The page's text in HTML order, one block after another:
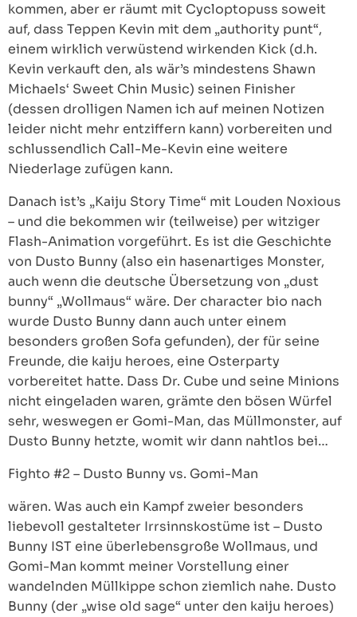
kommen, aber er räumt mit Cycloptopuss soweit
auf, dass Teppen Kevin mit dem „authority punt“,
einem wirklich verwüstend wirkenden Kick (d.h.
Kevin verkauft den, als wär’s mindestens Shawn
Michaels‘ Sweet Chin Music) seinen Finisher
(dessen drolligen Namen ich auf meinen Notizen
leider nicht mehr entziffern kann) vorbereiten und
schlussendlich Call-Me-Kevin eine weitere
Niederlage zufügen kann.
Danach ist’s „Kaiju Story Time“ mit Louden Noxious
– und die bekommen wir (teilweise) per witziger
Flash-Animation vorgeführt. Es ist die Geschichte
von Dusto Bunny (also ein hasenartiges Monster,
auch wenn die deutsche Übersetzung von „dust
bunny“ „Wollmaus“ wäre. Der character bio nach
wurde Dusto Bunny dann auch unter einem
besonders großen Sofa gefunden), der für seine
Freunde, die kaiju heroes, eine Osterparty
vorbereitet hatte. Dass Dr. Cube und seine Minions
nicht eingeladen waren, grämte den bösen Würfel
sehr, weswegen er Gomi-Man, das Müllmonster, auf
Dusto Bunny hetzte, womit wir dann nahtlos bei…
Fighto #2 – Dusto Bunny vs. Gomi-Man
wären. Was auch ein Kampf zweier besonders
liebevoll gestalteter Irrsinnskostüme ist – Dusto
Bunny IST eine überlebensgroße Wollmaus, und
Gomi-Man kommt meiner Vorstellung einer
wandelnden Müllkippe schon ziemlich nahe. Dusto
Bunny (der „wise old sage“ unter den kaiju heroes)